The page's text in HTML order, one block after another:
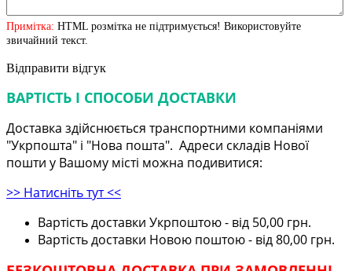
Примітка: HTML розмітка не підтримується! Використовуйте
звичайний текст.
Відправити відгук
ВАРТІСТЬ І СПОСОБИ ДОСТАВКИ
Доставка здійснюється транспортними компаніями
"Укрпошта" і "Нова пошта". Адреси складів Нової
пошти у Вашому місті можна подивитися:
>> Натисніть тут <<
Вартість доставки Укрпоштою - від 50,00 грн.
Вартість доставки Новою поштою - від 80,00 грн.